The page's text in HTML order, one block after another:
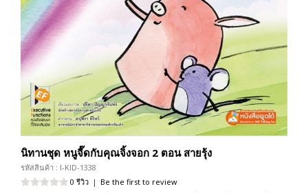
นิทานชุด หนูจี๊ดกับคุณจิ้งจอก 2 ตอน สายรุ้ง
รหัสสินค้า : I-KID-1338
0 รีวิว | Be the first to review